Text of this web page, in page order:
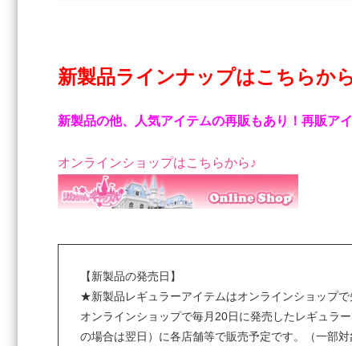
新製品ラインナップはこちらか
新製品の他、人気アイテムの再販もあり！再販ア
オンラインショップはこちらから♪
【新製品の発売日】
★新製品レギュラーアイテムはオンラインショップで
オンラインショップで毎月20日に発売したレギュラ
の場合は翌日）に各店舗等で販売予定です。（一部対